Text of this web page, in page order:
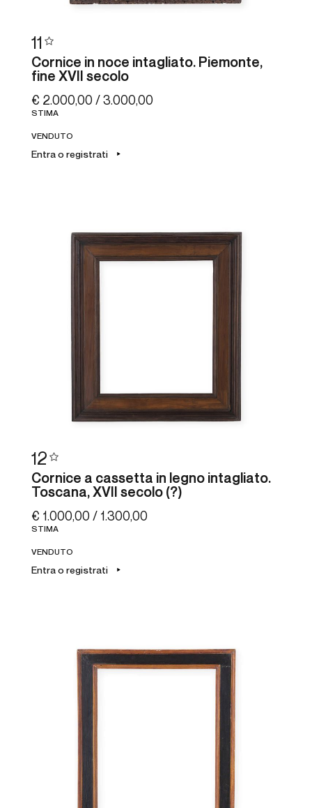
11
Cornice in noce intagliato. Piemonte,
fine XVII secolo
€ 2.000,00 / 3.000,00
STIMA
VENDUTO
Entra o registrati
12
Cornice a cassetta in legno intagliato.
Toscana, XVII secolo (?)
€ 1.000,00 / 1.300,00
STIMA
VENDUTO
Entra o registrati